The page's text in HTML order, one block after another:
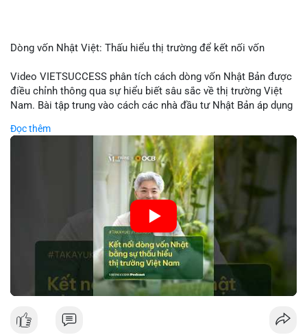
Dòng vốn Nhật Việt: Thấu hiểu thị trường để kết nối vốn
Video VIETSUCCESS phân tích cách dòng vốn Nhật Bản được
điều chỉnh thông qua sự hiểu biết sâu sắc về thị trường Việt
Nam. Bài tập trung vào cách các nhà đầu tư Nhật Bản áp dụng
đầu tư trực tiếp vào doanh nghiệp đến việc giao dịch tài chính.
Kết nối này không chỉ tạo cơ hội tăng trưởng cho Việt Nam mà
còn tạo ra động lực cho thị trường crypto địa phương khi các
nhà đầu tư đa quốc gia tìm kiếm cơ hội đa dạng. Các yếu tố
như chính sách tài chính Việt Nam, xu hướng đầu tư ESG, và
ổn định thị trường sẽ ảnh hưởng trực tiếp đến lưu lượng vốn
nhập khẩu từ Nhật Bản. Bài cũng nhấn mạnh vai trò của thông
tin thị trường chính xác trong việc giảm rủi ro khi kết nối các
thị trường khác nhau.
🎥 Xem video trực tiếp tại:
Đọc thêm